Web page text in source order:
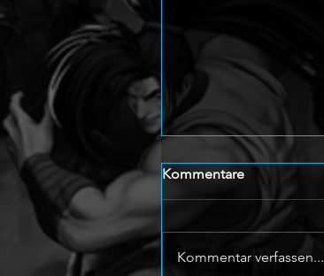
Kommentare
Kommentar verfassen...